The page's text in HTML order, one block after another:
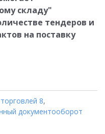
складу"
тендеров и
на поставку
8,
документооборот